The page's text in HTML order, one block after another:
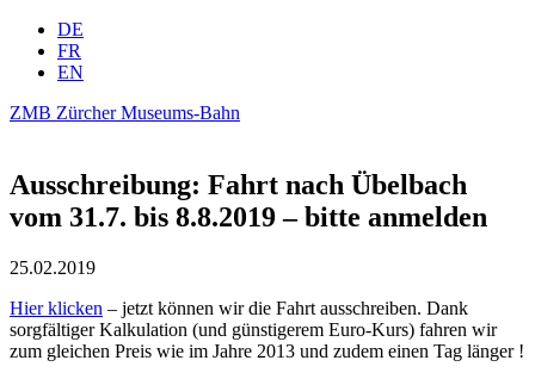
DE
FR
EN
ZMB Zürcher Museums-Bahn
Ausschreibung: Fahrt nach Übelbach
vom 31.7. bis 8.8.2019 – bitte anmelden
25.02.2019
Hier klicken – jetzt können wir die Fahrt ausschreiben. Dank
sorgfältiger Kalkulation (und günstigerem Euro-Kurs) fahren wir
zum gleichen Preis wie im Jahre 2013 und zudem einen Tag länger !